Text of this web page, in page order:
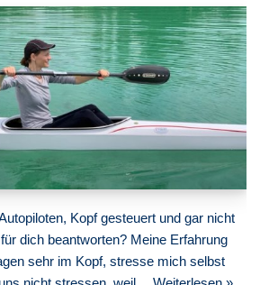
Kopf gesteuert und gar nicht
dich beantworten? Meine Erfahrung
sehr im Kopf, stresse mich selbst